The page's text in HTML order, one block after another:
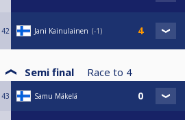
42 Jani Kainulainen -1
Semi final Race to 4
43 Samu Mäkelä